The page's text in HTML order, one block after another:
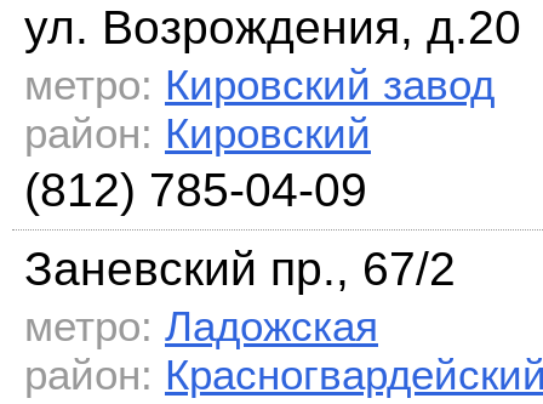
ул. Возрождения, д.20
метро: Кировский завод
район: Кировский
(812) 785-04-09
Заневский пр., 67/2
метро: Ладожская
район: